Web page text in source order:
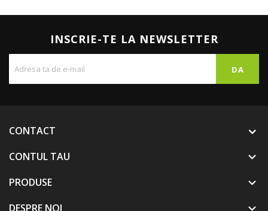
INSCRIE-TE LA NEWSLETTER
CONTACT
CONTUL TAU

PRODUSE 
DESPRE NOI